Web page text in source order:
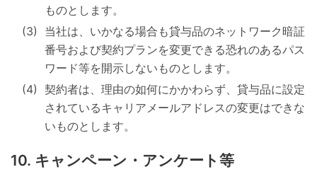
ものとします。
当社は、いかなる場合も貸与品のネットワーク暗証
番号および契約プランを変更できる恐れのあるパス
ワード等を開示しないものとします。
契約者は、理由の如何にかかわらず、貸与品に設定
されているキャリアメールアドレスの変更はできな
いものとします。
キャンペーン・アンケート等